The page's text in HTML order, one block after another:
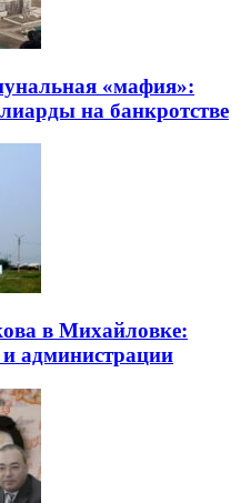
«мафия»:
на банкротстве
в Михайловке:
администрации